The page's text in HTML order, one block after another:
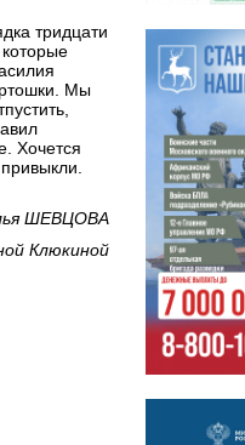
тридцати
Мы
Хочется
ШЕВЦОВА
Клюкиной